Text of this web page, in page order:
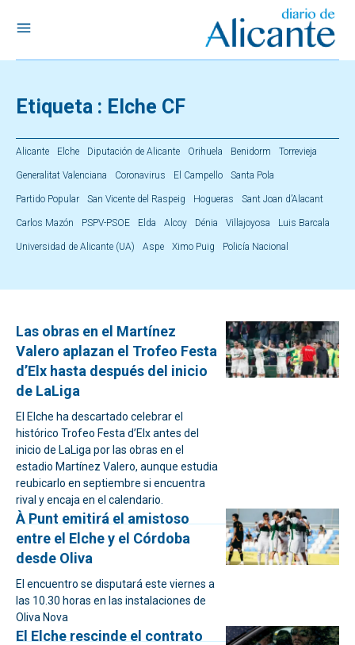
Etiqueta : Elche CF
Alicante Elche Diputación de Alicante Orihuela Benidorm Torrevieja
Generalitat Valenciana Coronavirus El Campello Santa Pola
Partido Popular San Vicente del Raspeig Hogueras Sant Joan d’Alacant
Carlos Mazón PSPV-PSOE Elda Alcoy Dénia Villajoyosa Luis Barcala
Universidad de Alicante (UA) Aspe Ximo Puig Policía Nacional
Las obras en el Martínez
Valero aplazan el Trofeo Festa
d’Elx hasta después del inicio
de LaLiga
El Elche ha descartado celebrar el
histórico Trofeo Festa d’Elx antes del
inicio de LaLiga por las obras en el
estadio Martínez Valero, aunque estudia
reubicarlo en septiembre si encuentra
rival y encaja en el calendario.
À Punt emitirá el amistoso
entre el Elche y el Córdoba
desde Oliva
El encuentro se disputará este viernes a
las 10.30 horas en las instalaciones de
Oliva Nova
El Elche rescinde el contrato